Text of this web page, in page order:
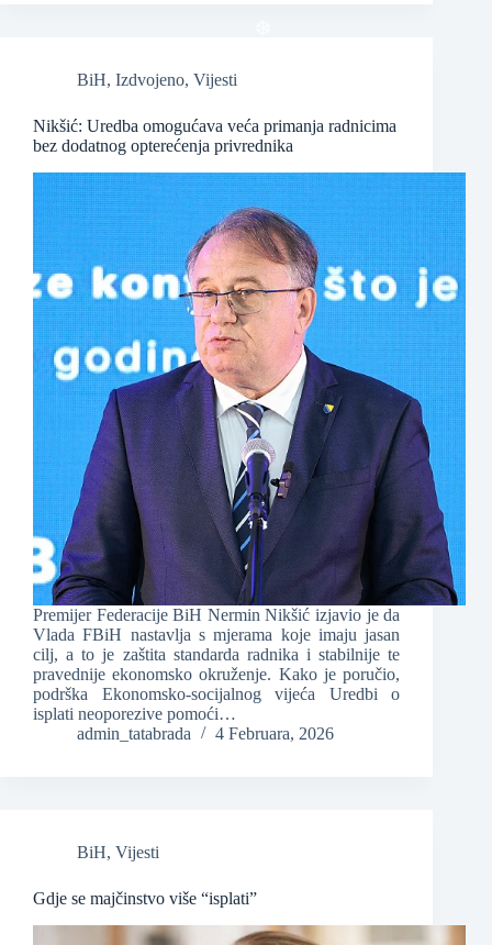
BiH, Izdvojeno, Vijesti
Nikšić: Uredba omogućava veća primanja radnicima
bez dodatnog opterećenja privrednika
Premijer Federacije BiH Nermin Nikšić izjavio je da
Vlada FBiH nastavlja s mjerama koje imaju jasan
cilj, a to je zaštita standarda radnika i stabilnije te
pravednije ekonomsko okruženje. Kako je poručio,
podrška Ekonomsko-socijalnog vijeća Uredbi o
isplati neoporezive pomoći…
admin_tatabrada
4 Februara, 2026
BiH, Vijesti
Gdje se majčinstvo više “isplati”
❆
❆